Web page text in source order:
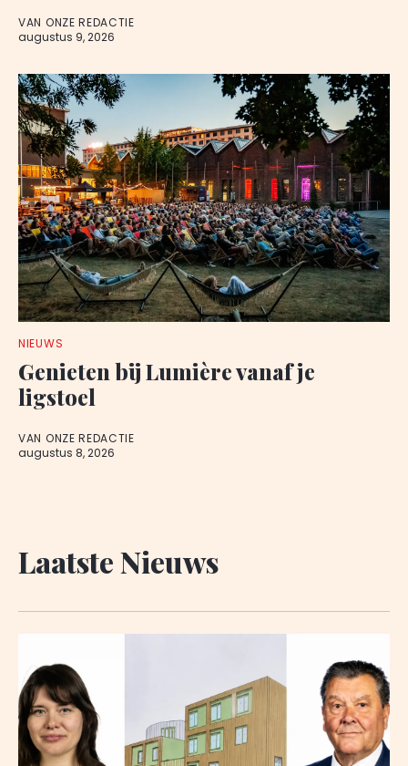
VAN ONZE REDACTIE
augustus 9, 2026
NIEUWS
Genieten bij Lumière vanaf je
ligstoel
VAN ONZE REDACTIE
augustus 8, 2026
Laatste Nieuws